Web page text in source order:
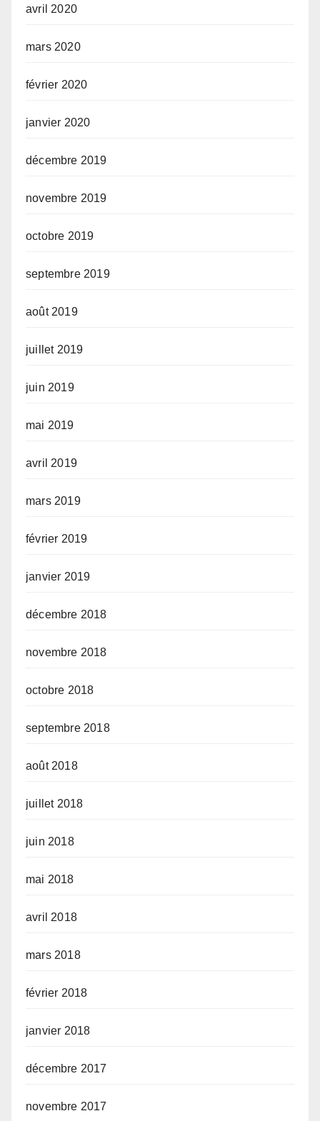
avril 2020
mars 2020
février 2020
janvier 2020
décembre 2019
novembre 2019
octobre 2019
septembre 2019
août 2019
juillet 2019
juin 2019
mai 2019
avril 2019
mars 2019
février 2019
janvier 2019
décembre 2018
novembre 2018
octobre 2018
septembre 2018
août 2018
juillet 2018
juin 2018
mai 2018
avril 2018
mars 2018
février 2018
janvier 2018
décembre 2017
novembre 2017